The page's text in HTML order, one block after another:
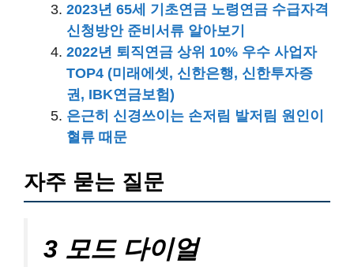
2023년 65세 기초연금 노령연금 수급자격
신청방안 준비서류 알아보기
2022년 퇴직연금 상위 10% 우수 사업자
TOP4 (미래에셋, 신한은행, 신한투자증
권, IBK연금보험)
은근히 신경쓰이는 손저림 발저림 원인이
혈류 때문
자주 묻는 질문
3 모드 다이얼